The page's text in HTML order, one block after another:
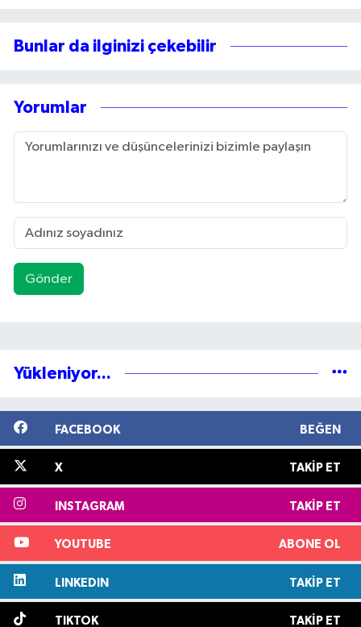
Bunlar da ilginizi çekebilir
Yorumlar
Gönder
Yükleniyor...
FACEBOOK BEĞEN
X TAKIP ET
INSTAGRAM TAKIP ET
YOUTUBE ABONE OL
LINKEDIN TAKIP ET
TIKTOK TAKIP ET